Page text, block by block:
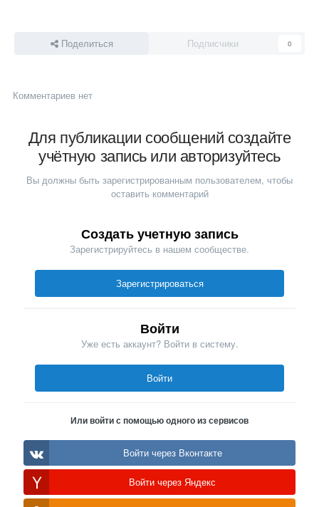
Поделиться Подписчики 0
Комментариев нет
Для публикации сообщений создайте
учётную запись или авторизуйтесь
Вы должны быть зарегистрированным пользователем, чтобы
оставить комментарий
Создать учетную запись
Зарегистрируйтесь в нашем сообществе.
Зарегистрироваться
Войти
Уже есть аккаунт? Войти в систему.
Войти
Или войти с помощью одного из сервисов
Войти через Вконтакте
Войти через Яндекс